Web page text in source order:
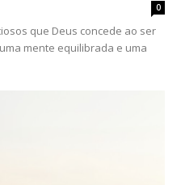
0
que Deus concede ao ser
mente equilibrada e uma